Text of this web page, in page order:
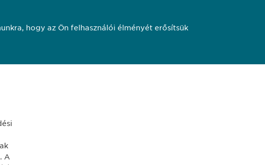
ewopharma.hu
hogy az Ön felhasználói élményét erősítsük
A